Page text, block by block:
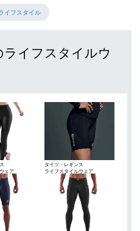
イフスタイル
イフスタイルウ
ェア
タイツ・レギンス
ライフスタイルウェア